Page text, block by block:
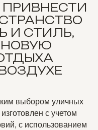
И СТИЛЬ,
выбором уличных
с учетом
с использованием